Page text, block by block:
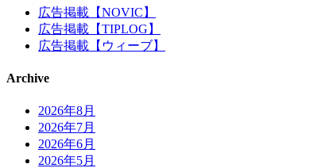
広告掲載【NOVIC】
広告掲載【TIPLOG】
広告掲載【ウィーブ】
Archive
2026年8月
2026年7月
2026年6月
2026年5月